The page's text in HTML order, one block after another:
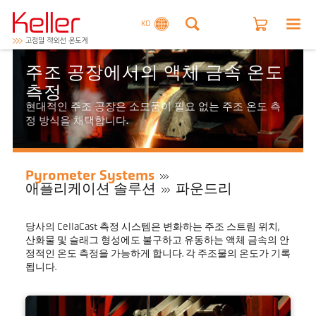
KO
주조 공장에서의 액체 금속 온도
측정
현대적인 주조 공장은 소모품이 필요 없는 주조 온도 측
정 방식을 채택합니다.
Pyrometer Systems
애플리케이션 솔루션
파운드리
당사의 CellaCast 측정 시스템은 변화하는 주조 스트림 위치,
산화물 및 슬래그 형성에도 불구하고 유동하는 액체 금속의 안
정적인 온도 측정을 가능하게 합니다. 각 주조물의 온도가 기록
됩니다.